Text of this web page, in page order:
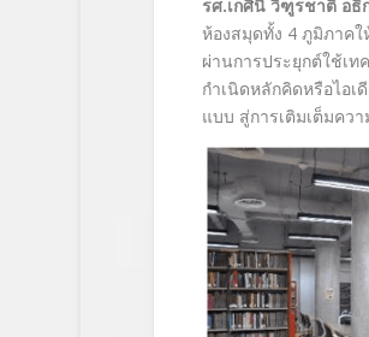
รศ.เกศินี วิฑูรชาติ อธิ
ห้องสมุดทั้ง 4 ภูมิภาค
ผ่านการประยุกต์ใช้เ
กำเนิดหลักคิดหรือไอ
แบบ สู่การเติมเต็มคว